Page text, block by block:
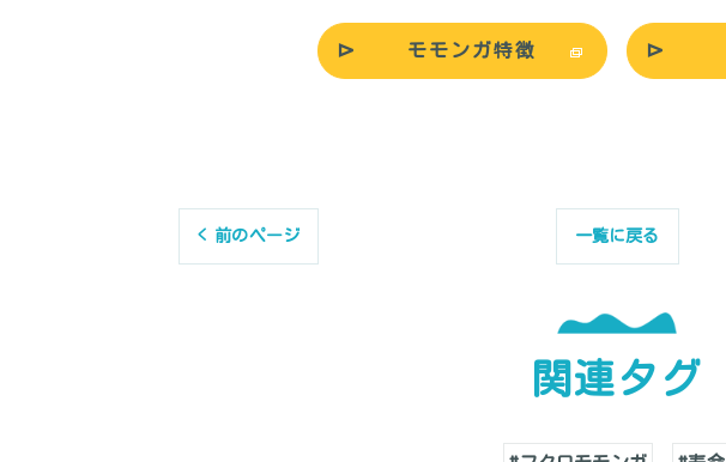
モモンガ特徴
< 前のページ 一覧に戻る
関連タグ